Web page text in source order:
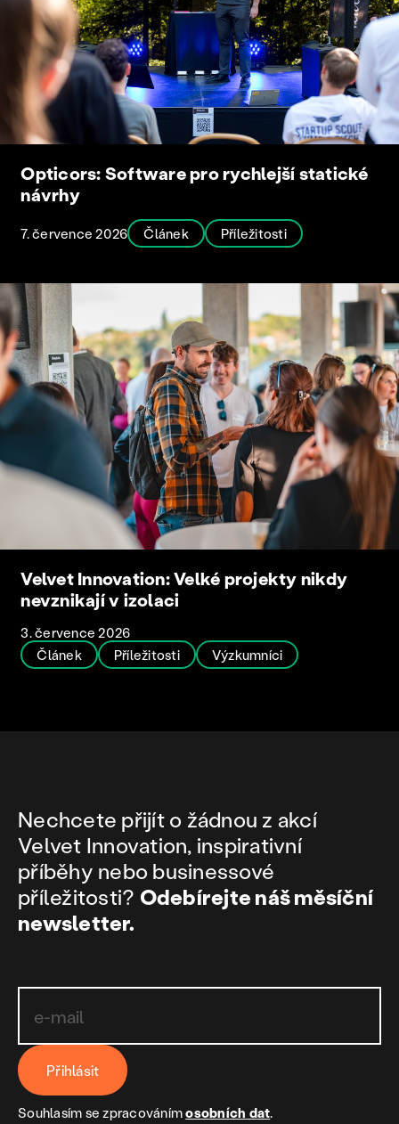
Opticors: Software pro rychlejší statické
návrhy
7. července 2026 Článek Příležitosti
Velvet Innovation: Velké projekty nikdy
nevznikají v izolaci
3. července 2026
Článek
Příležitosti Výzkumníci
Nechcete přijít o žádnou z akcí
Velvet Innovation, inspirativní
příběhy nebo businessové
příležitosti? Odebírejte náš měsíční
newsletter.
Přihlásit
Souhlasím se zpracovánímosobních dat.